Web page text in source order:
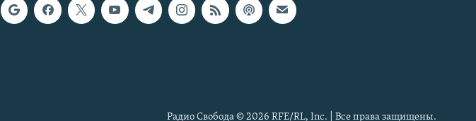
Радио Свобода © 2026 RFE/RL, Inc. | Все права защищены.